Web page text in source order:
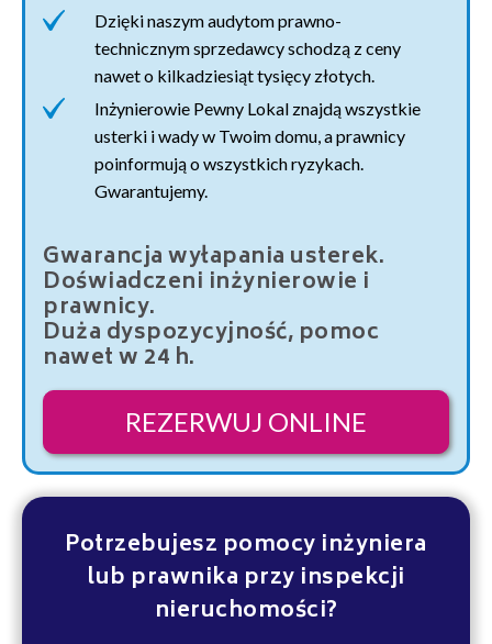
Dzięki naszym audytom prawno-
technicznym sprzedawcy schodzą z ceny
nawet o kilkadziesiąt tysięcy złotych.
Inżynierowie Pewny Lokal znajdą wszystkie
usterki i wady w Twoim domu, a prawnicy
poinformują o wszystkich ryzykach.
Gwarantujemy.
Gwarancja wyłapania usterek.
Doświadczeni inżynierowie i
prawnicy.
Duża dyspozycyjność, pomoc
nawet w 24 h.
REZERWUJ ONLINE
Potrzebujesz pomocy inżyniera
lub prawnika przy inspekcji
nieruchomości?